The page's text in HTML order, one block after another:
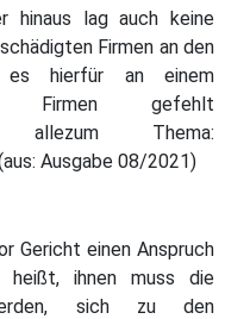
hinaus lag auch keine
Firmen an den
es hierfür an einem
Firmen gefehlt
allezum Thema:
Ausgabe 08/2021)
Gericht einen Anspruch
heißt, ihnen muss die
sich zu den